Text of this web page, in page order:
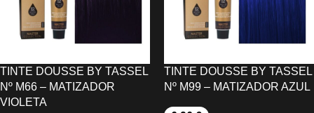
TINTE DOUSSE BY TASSEL
Nº M66 – MATIZADOR
VIOLETA
TINTE DOUSSE BY TASSEL
Nº M99 – MATIZADOR AZUL